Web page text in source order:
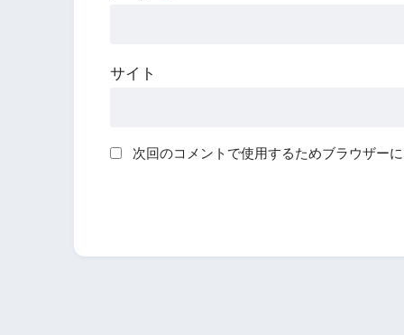
サイト
次回のコメントで使用するためブラウザー